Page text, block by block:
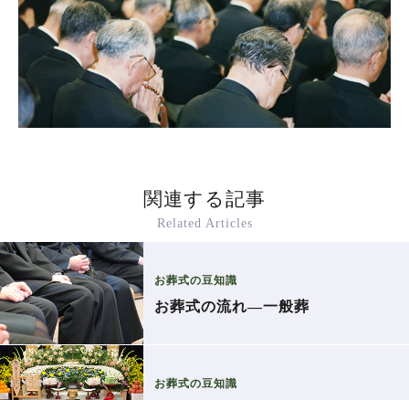
関連する記事
Related Articles
お葬式の豆知識
お葬式の流れ―一般葬
お葬式の豆知識